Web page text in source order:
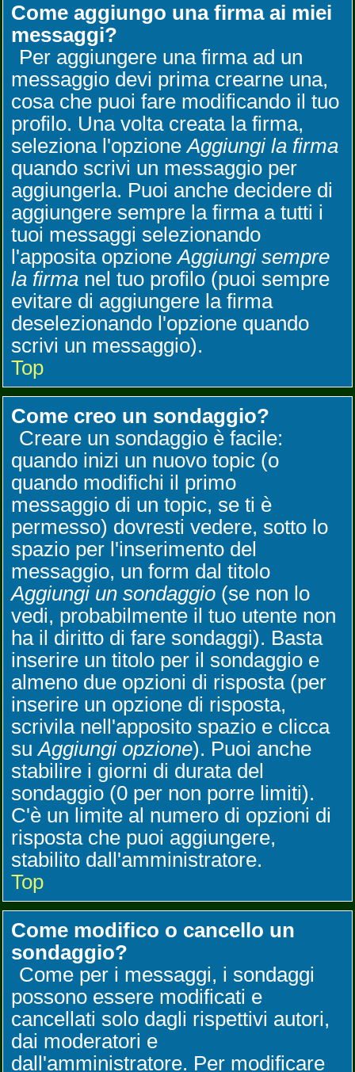
Come aggiungo una firma ai miei
messaggi?
Per aggiungere una firma ad un
messaggio devi prima crearne una,
cosa che puoi fare modificando il tuo
profilo. Una volta creata la firma,
seleziona l'opzioneAggiungi la firma
quando scrivi un messaggio per
aggiungerla. Puoi anche decidere di
aggiungere sempre la firma a tutti i
tuoi messaggi selezionando
l'apposita opzioneAggiungi sempre
la firma nel tuo profilo (puoi sempre
evitare di aggiungere la firma
deselezionando l'opzione quando
scrivi un messaggio).
Top
Come creo un sondaggio?
Creare un sondaggio è facile:
quando inizi un nuovo topic (o
quando modifichi il primo
messaggio di un topic, se ti è
permesso) dovresti vedere, sotto lo
spazio per l'inserimento del
messaggio, un form dal titolo
Aggiungi un sondaggio (se non lo
vedi, probabilmente il tuo utente non
ha il diritto di fare sondaggi). Basta
inserire un titolo per il sondaggio e
almeno due opzioni di risposta (per
inserire un opzione di risposta,
scrivila nell'apposito spazio e clicca
suAggiungi opzione). Puoi anche
stabilire i giorni di durata del
sondaggio (0 per non porre limiti).
C'è un limite al numero di opzioni di
risposta che puoi aggiungere,
stabilito dall'amministratore.
Top
Come modifico o cancello un
sondaggio?
Come per i messaggi, i sondaggi
possono essere modificati e
cancellati solo dagli rispettivi autori,
dai moderatori e
dall'amministratore. Per modificare